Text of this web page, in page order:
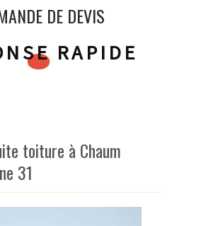
DE DEVIS
RAPIDE
toiture à Chaum
31